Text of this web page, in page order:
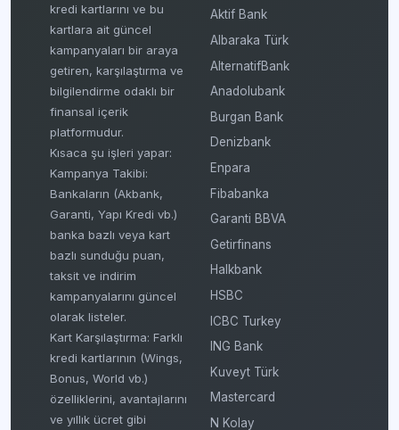
kredi kartlarını ve bu
kartlara ait güncel
kampanyaları bir araya
getiren, karşılaştırma ve
bilgilendirme odaklı bir
finansal içerik
platformudur.
Kısaca şu işleri yapar:
Kampanya Takibi:
Bankaların (Akbank,
Garanti, Yapı Kredi vb.)
banka bazlı veya kart
bazlı sunduğu puan,
taksit ve indirim
kampanyalarını güncel
olarak listeler.
Kart Karşılaştırma: Farklı
kredi kartlarının (Wings,
Bonus, World vb.)
özelliklerini, avantajlarını
ve yıllık ücret gibi
Aktif Bank
Albaraka Türk
AlternatifBank
Anadolubank
Burgan Bank
Denizbank
Enpara
Fibabanka
Garanti BBVA
Getirfinans
Halkbank
HSBC
ICBC Turkey
ING Bank
Kuveyt Türk
Mastercard
N Kolay